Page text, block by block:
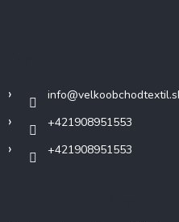
info@
+421908951553
+421908951553